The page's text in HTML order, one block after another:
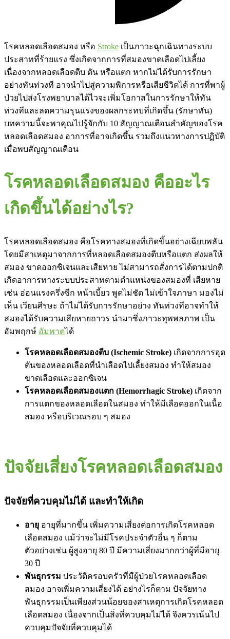
โรคหลอดเลือดสมอง หรือ Stroke เป็นภาวะฉุกเฉินทางระบบ
ประสาทที่ร้ายแรง ซึ่งเกิดจากการที่สมองขาดเลือดไปเลี้ยง
เนื่องจากหลอดเลือดตีบ ตัน หรือแตก หากไม่ได้รับการรักษา
อย่างทันท่วงที อาจนำไปสู่ความพิการหรือเสียชีวิตได้ การที่พาผู้
ป่วยไปส่งโรงพยาบาลได้ไวจะเพิ่มโอกาสในการรักษาให้ทัน
ท่วงทีและลดความรุนแรงของผลกระทบที่เกิดขึ้น (รักษาทัน)
บทความนี้จะพาคุณไปรู้จักกับ 10 สัญญาณเตือนสำคัญของโรค
หลอดเลือดสมอง อาการที่อาจเกิดขึ้น รวมถึงแนวทางการปฏิบัติ
เมื่อพบสัญญาณเตือน
โรคหลอดเลือดสมอง คืออะไร
เกิดขึ้นได้อย่างไร?
โรคหลอดเลือดสมอง คือโรคทางสมองที่เกิดขึ้นอย่างเฉียบพลัน
โดยมีสาเหตุมาจากการที่หลอดเลือดสมองตีบหรือแตก ส่งผลให้
สมอง ขาดออกซิเจนและเสียหาย ไม่สามารถสั่งการได้ตามปกติ
เกิดอาการทางระบบประสาทตามตำแหน่งของสมองที่ เสียหาย
เช่น อ่อนแรงครึ่งซีก หน้าเบี้ยว พูดไม่ชัด ไม่เข้าใจภาษา มองไม่
เห็น เวียนศีรษะ ถ้าไม่ได้รับการรักษาอย่าง ทันท่วงทีอาจทำให้
สมองได้รับความเสียหายถาวร นำมาซึ่งภาวะทุพพลภาพ เป็น
อัมพฤกษ์ อัมพาตได้
โรคหลอดเลือดสมองตีบ (Ischemic Stroke) เกิดจากการอุด
ตันของหลอดเลือดที่นำเลือดไปเลี้ยงสมอง ทำให้สมอง
ขาดเลือดและออกซิเจน
โรคหลอดเลือดสมองแตก (Hemorrhagic Stroke) เกิดจาก
การแตกของหลอดเลือดในสมอง ทำให้มีเลือดออกในเนื้อ
สมอง หรือบริเวณรอบ ๆ สมอง
ปัจจัยเสี่ยงโรคหลอดเลือดสมอง
ปัจจัยที่ควบคุมไม่ได้ และทำให้เกิด
อายุ อายุที่มากขึ้น เพิ่มความเสี่ยงต่อการเกิดโรคหลอด
เลือดสมอง แม้ว่าจะไม่มีโรคประจำตัวอื่น ๆ ก็ตาม
ตัวอย่างเช่น ผู้สูงอายุ 80 ปี มีความเสี่ยงมากกว่าผู้ที่มีอายุ
30 ปี
พันธุกรรม ประวัติครอบครัวที่มีผู้ป่วยโรคหลอดเลือด
สมอง อาจเพิ่มความเสี่ยงได้ อย่างไรก็ตาม ปัจจัยทาง
พันธุกรรมเป็นเพียงส่วนน้อยของสาเหตุการเกิดโรคหลอด
เลือดสมอง เนื่องจากเป็นสิ่งที่ควบคุมไม่ได้ จึงควรเน้นไป
ควบคุมปัจจัยที่ควบคุมได้